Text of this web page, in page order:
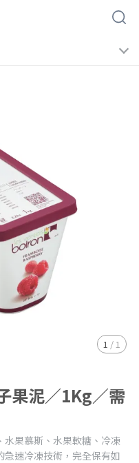
1 / 1
果泥／1Kg／需
果慕斯、水果軟糖、冷凍
速冷凍技術，完全保有如